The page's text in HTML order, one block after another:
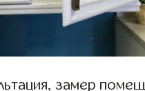
замер